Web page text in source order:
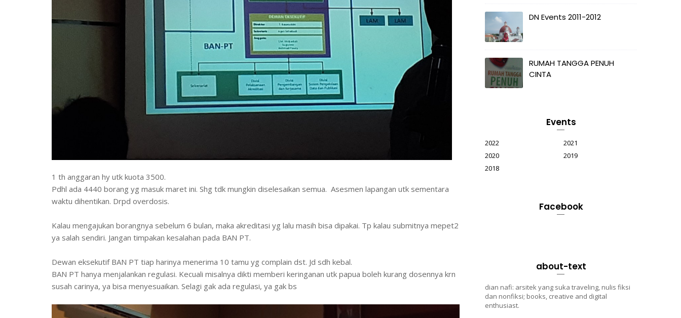
1 th anggaran hy utk kuota 3500.
Pdhl ada 4440 borang yg masuk maret ini. Shg tdk mungkin diselesaikan semua. Asesmen lapangan utk sementara
waktu dihentikan. Drpd overdosis.
Kalau mengajukan borangnya sebelum 6 bulan, maka akreditasi yg lalu masih bisa dipakai. Tp kalau submitnya mepet2
ya salah sendiri. Jangan timpakan kesalahan pada BAN PT.
Dewan eksekutif BAN PT tiap harinya menerima 10 tamu yg complain dst. Jd sdh kebal.
BAN PT hanya menjalankan regulasi. Kecuali misalnya dikti memberi keringanan utk papua boleh kurang dosennya krn
susah carinya, ya bisa menyesuaikan. Selagi gak ada regulasi, ya gak bs
DN Events 2011-2012
RUMAH TANGGA PENUH
CINTA
Events
2022
2021
2020
2019
2018
Facebook
about-text
dian nafi: arsitek yang suka traveling, nulis fiksi
dan nonfiksi; books, creative and digital
enthusiast.